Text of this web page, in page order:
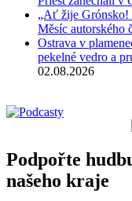
„Ať žije
Měsíc autorského
Ostrava v
pekelné vedro a
02.08.2026
Podpořte
našeho kraje